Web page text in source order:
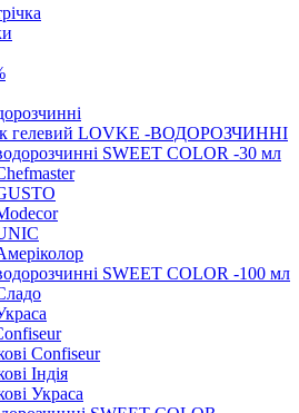
гелевий LOVKE -ВОДОРОЗЧИННІ
SWEET COLOR -30 мл
SWEET COLOR -100 мл
Confiseur
Індія
Украса